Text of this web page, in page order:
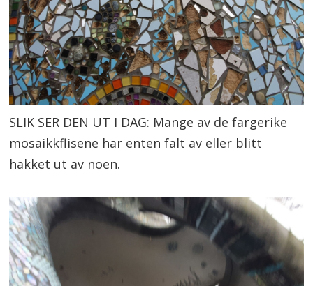
SLIK SER DEN UT I DAG: Mange av de fargerike
mosaikkflisene har enten falt av eller blitt
hakket ut av noen.